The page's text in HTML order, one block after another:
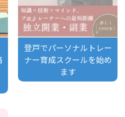
登戸でパーソナルトレー
ナー育成スクールを始め
ます